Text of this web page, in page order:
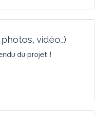
vidéo…)
du projet !